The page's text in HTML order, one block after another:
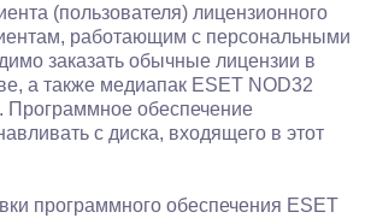
(пользователя) лицензионного
работающим с персональными
заказать обычные лицензии в
а также медиапак ESET NOD32
Программное обеспечение
с диска, входящего в этот
программного обеспечения ESET